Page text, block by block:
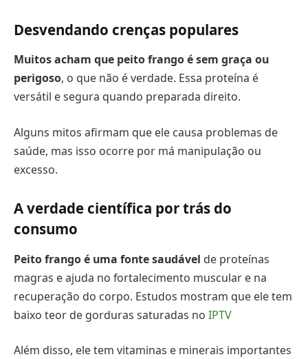
Desvendando crenças populares
Muitos acham que peito frango é sem graça ou
perigoso, o que não é verdade. Essa proteína é
versátil e segura quando preparada direito.
Alguns mitos afirmam que ele causa problemas de
saúde, mas isso ocorre por má manipulação ou
excesso.
A verdade científica por trás do
consumo
Peito frango é uma fonte saudável de proteínas
magras e ajuda no fortalecimento muscular e na
recuperação do corpo. Estudos mostram que ele tem
baixo teor de gorduras saturadas no IPTV
Além disso, ele tem vitaminas e minerais importantes